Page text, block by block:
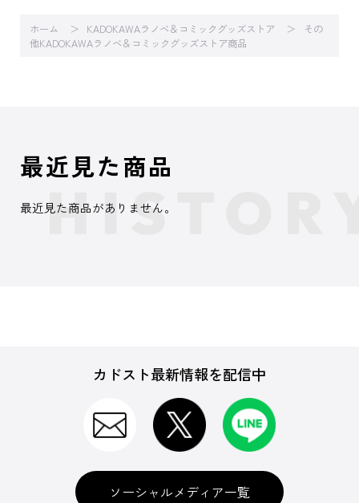
ホーム KADOKAWAラノベ＆コミックグッズストア
その
他KADOKAWAラノベ＆コミックグッズストア商品
最近見た商品
最近見た商品がありません。
カドスト最新情報を配信中
ソーシャルメディア一覧